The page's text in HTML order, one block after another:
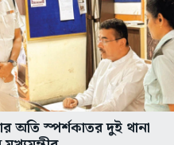
অতি স্পর্শকাতর দুই থানা